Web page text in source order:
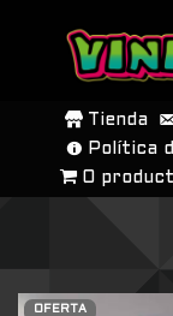
SALTAR
CONTENIDO
Tienda
Política
0
OFERTA